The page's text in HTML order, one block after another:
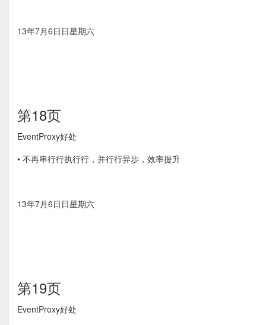
13年7月6⽇日星期六
第18页
EventProxy好处
• 不再串⾏行执⾏行，并⾏行异步，效率提升
13年7月6⽇日星期六
第19页
EventProxy好处